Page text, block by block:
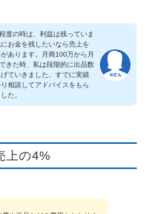
度の時は、利益は残っていま
お金を残したいなら売上を
あります。月商100万から月
きた時、私は段階的に出品数
ていきました。すでに実績
相談してアドバイスをもら
た。
上の4%